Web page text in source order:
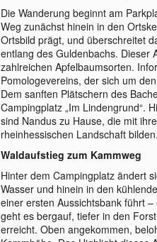
Die Wanderung beginnt am
Weg zunächst hinein in den
Ortsbild prägt, und überschreitet
entlang des Guldenbachs. Dieser
zahlreichen Apfelbaumsorten.
Pomologevereins, der sich um
Dem sanften Plätschern des
Campingplatz „Im Lindengrund“.
sind Nandus zu Hause, die mit
rheinhessischen Landschaft
Waldaufstieg zum Kammweg
Hinter dem Campingplatz ändert
Wasser und hinein in den
einer ersten Aussichtsbank führt
geht es bergauf, tiefer in den
erreicht. Oben angekommen,